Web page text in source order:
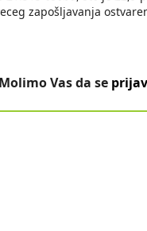
zapošljavanja
Vas da se